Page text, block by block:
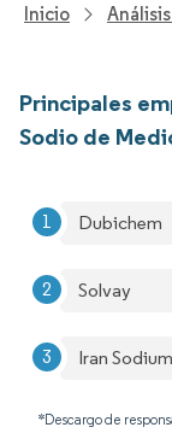
Inicio
Principales
Sodio de
Dubichem
Solvay
Iran
*Descargo de